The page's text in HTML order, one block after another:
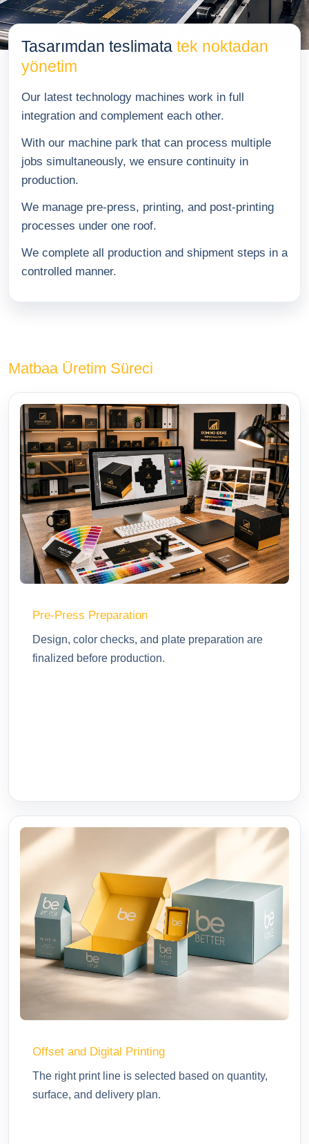
Ürünler
TR EN DE
Tasarımdan teslimata tek noktadan
yönetim
Our latest technology machines work in full
integration and complement each other.
With our machine park that can process multiple
jobs simultaneously, we ensure continuity in
production.
We manage pre-press, printing, and post-printing
processes under one roof.
We complete all production and shipment steps in a
controlled manner.
Matbaa Üretim Süreci
Pre-Press Preparation
Design, color checks, and plate preparation are
finalized before production.
Offset and Digital Printing
The right print line is selected based on quantity,
surface, and delivery plan.